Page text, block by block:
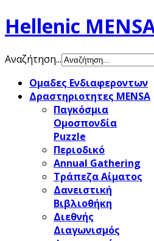
Hellenic
Αναζήτηση...
Ομαδες Ενδιαφεροντων
Δραστηριοτητες MENSA
Παγκόσμια
Ομοσπονδία
Puzzle
Περιοδικό
Annual Gathering
Τράπεζα Αίματος
Δανειστική
Βιβλιοθήκη
Διεθνής
Διαγωνισμός